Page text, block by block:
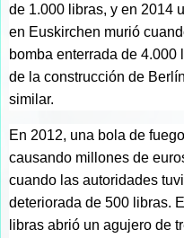
de 1.000 libras, y en 2014
en Euskirchen murió
bomba enterrada de
de la construcción de
similar.
En 2012, una bola de
causando millones de
cuando las autoridades
deteriorada de 500 libras.
libras abrió un agujero de